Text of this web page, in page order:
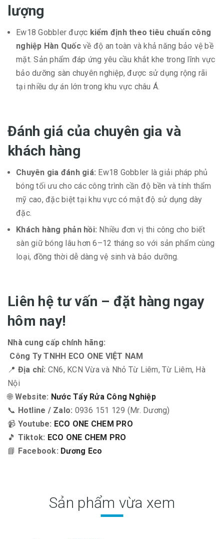
lượng
Ew18 Gobbler được kiểm định theo tiêu chuẩn công
nghiệp Hàn Quốcvề độ an toàn và khả năng bảo vệ bề
mặt. Sản phẩm đáp ứng yêu cầu khắt khe trong lĩnh vực
bảo dưỡng sàn chuyên nghiệp, được sử dụng rộng rãi
tại nhiều dự án lớn trong khu vực châu Á.
Đánh giá của chuyên gia và
khách hàng
Chuyên gia đánh giá: Ew18 Gobbler là giải pháp phủ
bóng tối ưu cho các công trình cần độ bền và tính thẩm
mỹ cao, đặc biệt tại khu vực có mật độ sử dụng dày
đặc.
Khách hàng phản hồi: Nhiều đơn vị thi công cho biết
sàn giữ bóng lâu hơn 6–12 tháng so với sản phẩm cùng
loại, đồng thời dễ dàng vệ sinh và bảo dưỡng.
Liên hệ tư vấn – đặt hàng ngay
hôm nay!
Nhà cung cấp chính hãng:
Công Ty TNHH ECO ONE VIỆT NAM
📍 Địa chỉ: CN6, KCN Vừa và Nhỏ Từ Liêm, Từ Liêm, Hà
Nội
🌐 Website: Nước Tẩy Rửa Công Nghiệp
📞 Hotline / Zalo: 0936 151 129 (Mr. Dương)
📹 Youtube: ECO ONE CHEM PRO
🎵 Tiktok: ECO ONE CHEM PRO
📘 Facebook: Dương Eco
Sản phẩm vừa xem